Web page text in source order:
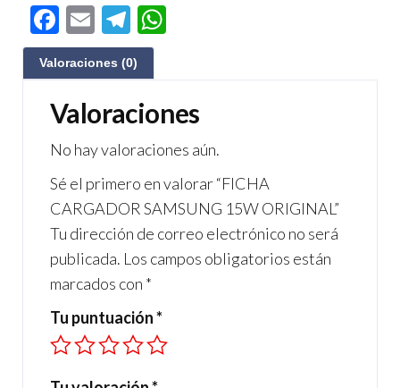
F
ac
e
b
o
o
k
E
m
ail
Te
le
gr
a
m
s
A
p
p
Valoraciones (0)
Valoraciones
No hay valoraciones aún.
Sé el primero en valorar “FICHA
CARGADOR SAMSUNG 15W ORIGINAL”
Tu dirección de correo electrónico no será
publicada. Los campos obligatorios están
marcados con *
Tu puntuación*